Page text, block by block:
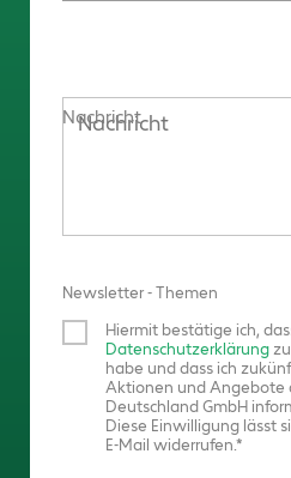
Nachricht
Newsletter - Themen
Hiermit bestätige ich,
Datenschutzerklärung
habe und dass ich
Aktionen und Angebote
Deutschland GmbH
Diese Einwilligung lässt
E-Mail widerrufen.